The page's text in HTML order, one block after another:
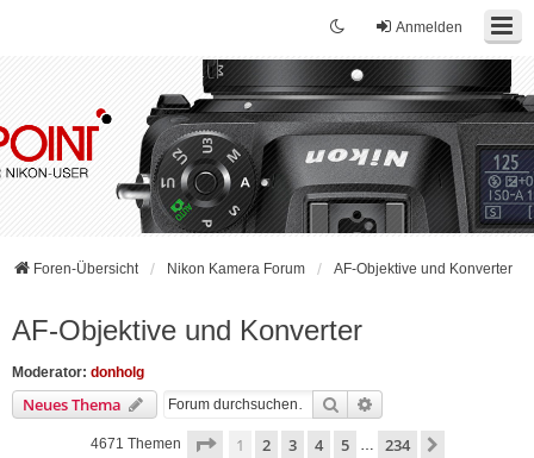
Anmelden
Foren-Übersicht Nikon Kamera Forum AF-Objektive und Konverter
AF-Objektive und Konverter
Moderator: donholg
Neues Thema Suche
4671 Themen Seite 1von 234
1 2 3 4 5 … 234